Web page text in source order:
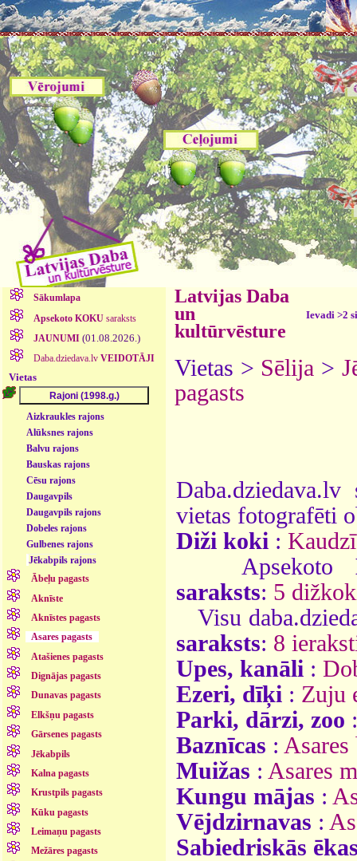
Sākumlapa
Apsekoto KOKUsaraksts
JAUNUMI (01.08.2026.)
Daba.dziedava.lv VEIDOTĀJI
Vietas
Aizkraukles rajons
Alūksnes rajons
Balvu rajons
Bauskas rajons
Cēsu rajons
Daugavpils
Daugavpils rajons
Dobeles rajons
Gulbenes rajons
Jēkabpils rajons
Ābeļu pagasts
Aknīste
Aknīstes pagasts
Asares pagasts
Atašienes pagasts
Dignājas pagasts
Dunavas pagasts
Elkšņu pagasts
Gārsenes pagasts
Jēkabpils
Kalna pagasts
Krustpils pagasts
Kūku pagasts
Leimaņu pagasts
Mežāres pagasts
Latvijas Daba
un
kultūrvēsture
Ievadi >2
Vietas > Sēlija >
pagasts
vietas fotografēti
Diži koki :
Apsekoto
saraksts: 5
Visu
saraksts: 8
Upes, kanāli :
Ezeri, dīķi : Zuju
Parki, dārzi, zoo
Baznīcas : Asares
Muižas : Asares
Kungu mājas :
Vējdzirnavas :
Sabiedriskās